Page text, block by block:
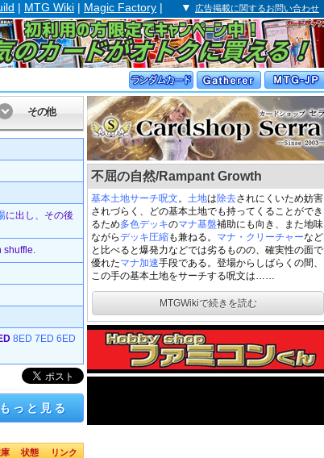
| MTG Wiki | Magic Factory | ▼ 広告掲載に関するお問い合わせ
不屈の自然/Rampant Growth
基本土地サーチ呪文。 土地は除去されにくいため妨害
されづらく、どの基本土地でも持ってくることができ
るため多色デッキのマナ基盤補助にも向き、また地味
ながらデッキ圧縮も兼ねる。 マナ・クリーチャーなど
と比べると爆発力などでは劣るものの、確実性の面で
優れたマナ加速手段である。登場からしばらくの間、
この手の基本土地をサーチする呪文は……
MTGWikiで続きを読む
その他
に出し、その後
shuffle.
8ED 7ED 6ED
もっと見る
状態 リンク